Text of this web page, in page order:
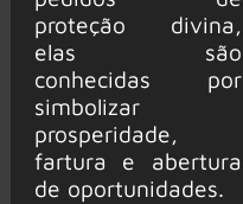
proteção divina,
elas são
conhecidas por
simbolizar
prosperidade,
fartura e abertura
de oportunidades.